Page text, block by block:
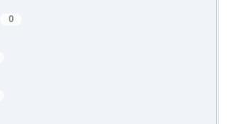
0